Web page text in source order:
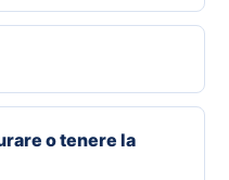
o tenere la